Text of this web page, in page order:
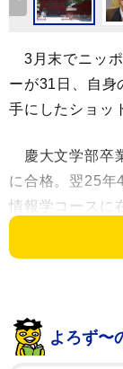
3月末でニッポ
ーが31日、自身
手にしたショッ
慶大文学部卒
に合格。翌25年
情報学コースに
「【超・ご報告
での退社を報告
この日の投稿
よろず〜